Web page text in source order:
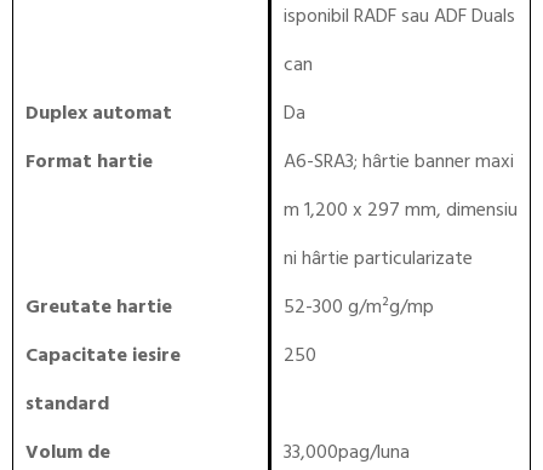
isponibil RADF sau ADF Duals
can
Duplex automat
Da
Format hartie
A6-SRA3; hârtie banner maxi
m 1,200 x 297 mm, dimensiu
ni hârtie particularizate
Greutate hartie
52-300 g/m²g/mp
Capacitate iesire
standard
250
Volum de
33,000pag/luna